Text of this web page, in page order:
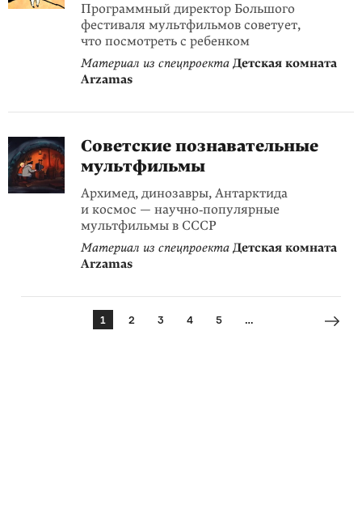
Программный директор Большого
фестиваля мультфильмов советует,
что посмотреть с ребенком
Материал из спецпроекта Детская комната
Arzamas
Советские познавательные
мультфильмы
Архимед, динозавры, Антарктида
и космос — научно‑популярные
мультфильмы в СССР
Материал из спецпроекта Детская комната
Arzamas
1 2 3 4 5 …